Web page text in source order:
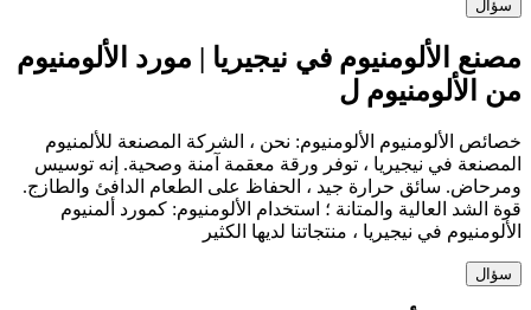
سؤال
مصنع الألومنيوم في نيجيريا | مورد الألومنيوم
من الألومنيوم ل
خصائص الألومنيوم الألومنيوم: نحن ، الشركة المصنعة للألمنيوم
المصنعة في نيجيريا ، توفر ورقة معقمة آمنة وصحية. إنه توسيس
ومرحاض. سائق حرارة جيد ، الحفاظ على الطعام الدافئ والطازج.
قوة الشد العالية والمتانة ؛ استخدام الألومنيوم: كمورد ألمنيوم
الألومنيوم في نيجيريا ، منتجاتنا لديها الكثير
سؤال